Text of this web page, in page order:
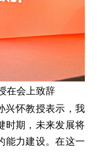
在会上致辞
兴怀教授表示，我
时期，未来发展将
能力建设。在这一